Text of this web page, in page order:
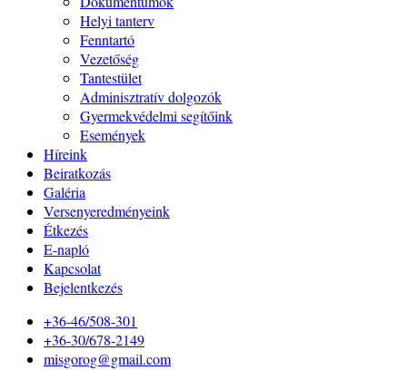
Helyi tanterv
Fenntartó
Vezetőség
Tantestület
Adminisztratív dolgozók
Gyermekvédelmi segítőink
Események
Híreink
Beiratkozás
Galéria
Versenyeredményeink
Étkezés
E-napló
Kapcsolat
Bejelentkezés
+36-46/508-301
+36-30/678-2149
misgorog@gmail.com